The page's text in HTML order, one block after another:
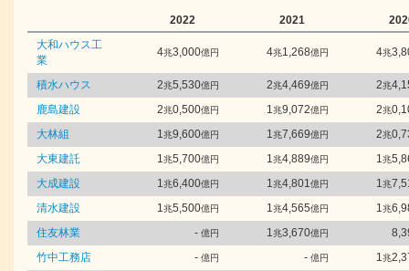
2022 2021
大和ハウス工
業
4兆3,000億円 4兆1,268億円 4兆
積水ハウス 2兆5,530億円 2兆4,469億円 2兆
鹿島建設
2兆0,500億円 1兆9,072億円 2兆
大林組
1兆9,600億円 1兆7,669億円 2兆
大東建託
1兆5,700億円 1兆4,889億円 1兆
大成建設
1兆6,400億円 1兆4,801億円 1兆
清水建設
1兆5,500億円 1兆4,565億円 1兆
住友林業
- 億円 1兆3,670億円
竹中工務店
- 億円 - 億円 1兆